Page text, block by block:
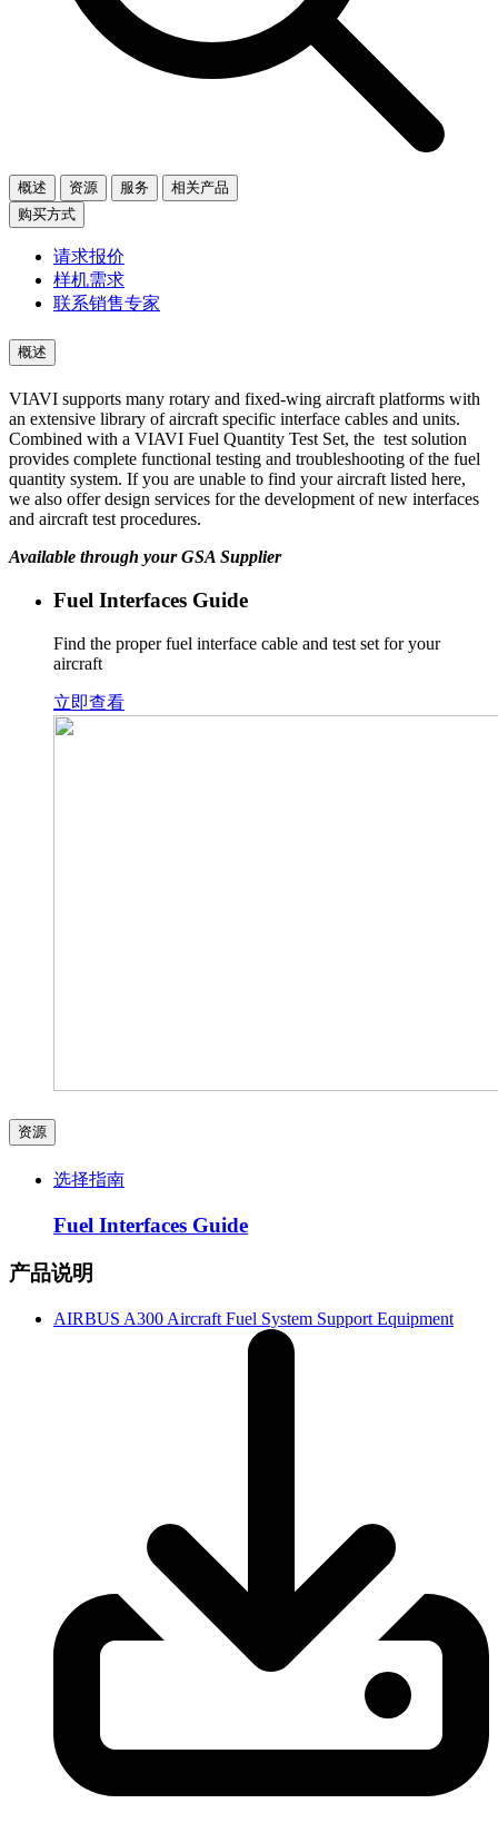
概述 资源 服务
相关产品
购买方式
请求报价
样机需求
联系销售专家
概述
VIAVI supports many rotary and fixed-wing aircraft platforms with
an extensive library of aircraft specific interface cables and units.
Combined with a VIAVI Fuel Quantity Test Set, the test solution
provides complete functional testing and troubleshooting of the fuel
quantity system. If you are unable to find your aircraft listed here,
we also offer design services for the development of new interfaces
and aircraft test procedures.
Available through your GSA Supplier
Fuel Interfaces Guide
Find the proper fuel interface cable and test set for your
aircraft
立即查看
资源
选择指南
Fuel Interfaces Guide
产品说明
AIRBUS A300 Aircraft Fuel System Support Equipment